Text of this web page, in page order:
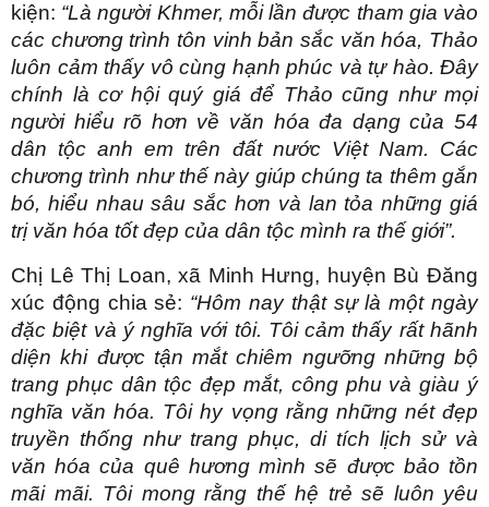
kiện: “Là người Khmer, mỗi lần được tham gia vào
các chương trình tôn vinh bản sắc văn hóa, Thảo
luôn cảm thấy vô cùng hạnh phúc và tự hào. Đây
chính là cơ hội quý giá để Thảo cũng như mọi
người hiểu rõ hơn về văn hóa đa dạng của 54
dân tộc anh em trên đất nước Việt Nam. Các
chương trình như thế này giúp chúng ta thêm gắn
bó, hiểu nhau sâu sắc hơn và lan tỏa những giá
trị văn hóa tốt đẹp của dân tộc mình ra thế giới”.
Chị Lê Thị Loan, xã Minh Hưng, huyện Bù Đăng
xúc động chia sẻ: “Hôm nay thật sự là một ngày
đặc biệt và ý nghĩa với tôi. Tôi cảm thấy rất hãnh
diện khi được tận mắt chiêm ngưỡng những bộ
trang phục dân tộc đẹp mắt, công phu và giàu ý
nghĩa văn hóa. Tôi hy vọng rằng những nét đẹp
truyền thống như trang phục, di tích lịch sử và
văn hóa của quê hương mình sẽ được bảo tồn
mãi mãi. Tôi mong rằng thế hệ trẻ sẽ luôn yêu